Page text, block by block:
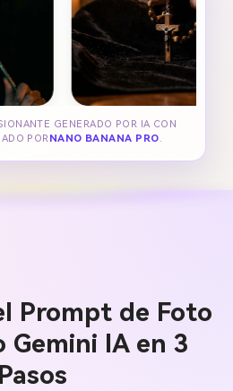
GENERADO POR IA CON
POR NANO BANANA PRO.
Prompt de Foto
Gemini IA en 3
Pasos